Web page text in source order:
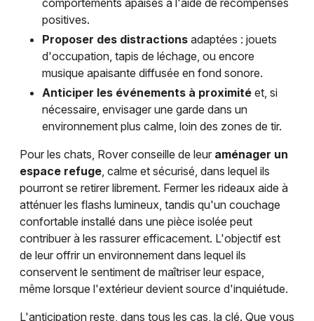
positives.
Proposer des distractions adaptées : jouets
d'occupation, tapis de léchage, ou encore
musique apaisante diffusée en fond sonore.
Anticiper les événements à proximité et, si
nécessaire, envisager une garde dans un
environnement plus calme, loin des zones de tir.
Pour les chats, Rover conseille de leur aménager un
espace refuge , calme et sécurisé, dans lequel ils
pourront se retirer librement. Fermer les rideaux aide à
atténuer les flashs lumineux, tandis qu'un couchage
confortable installé dans une pièce isolée peut
contribuer à les rassurer efficacement. L'objectif est
de leur offrir un environnement dans lequel ils
conservent le sentiment de maîtriser leur espace,
même lorsque l'extérieur devient source d'inquiétude.
L'anticipation reste, dans tous les cas, la clé. Que vous